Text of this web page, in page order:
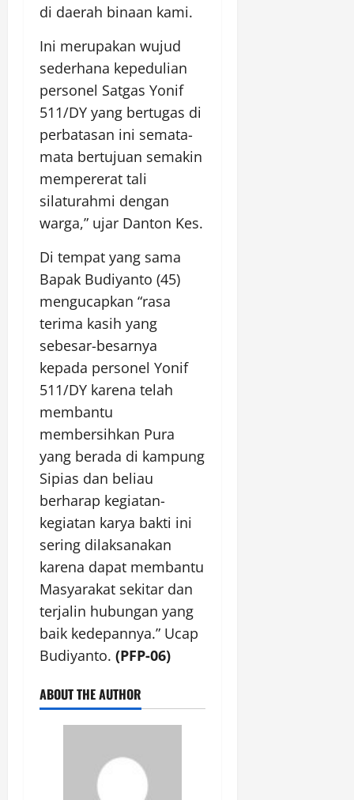
di daerah binaan kami.
Ini merupakan wujud
sederhana kepedulian
personel Satgas Yonif
511/DY yang bertugas di
perbatasan ini semata-
mata bertujuan semakin
mempererat tali
silaturahmi dengan
warga,” ujar Danton Kes.
Di tempat yang sama
Bapak Budiyanto (45)
mengucapkan “rasa
terima kasih yang
sebesar-besarnya
kepada personel Yonif
511/DY karena telah
membantu
membersihkan Pura
yang berada di kampung
Sipias dan beliau
berharap kegiatan-
kegiatan karya bakti ini
sering dilaksanakan
karena dapat membantu
Masyarakat sekitar dan
terjalin hubungan yang
baik kedepannya.” Ucap
Budiyanto. (PFP-06)
ABOUT THE AUTHOR